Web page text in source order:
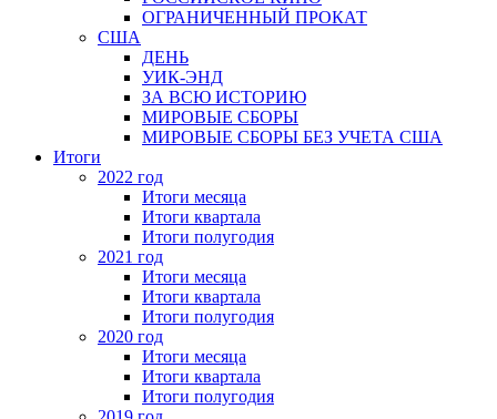
ОГРАНИЧЕННЫЙ ПРОКАТ
США
ДЕНЬ
УИК-ЭНД
ЗА ВСЮ ИСТОРИЮ
МИРОВЫЕ СБОРЫ
МИРОВЫЕ СБОРЫ БЕЗ УЧЕТА США
Итоги
2022 год
Итоги месяца
Итоги квартала
Итоги полугодия
2021 год
Итоги месяца
Итоги квартала
Итоги полугодия
2020 год
Итоги месяца
Итоги квартала
Итоги полугодия